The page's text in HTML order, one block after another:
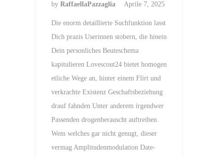
by RaffaellaPazzaglia Aprile 7, 2025
Die enorm detaillierte Suchfunktion lasst
Dich prazis Userinnen stobern, die hinein
Dein personliches Beuteschema
kapitulieren Lovescout24 bietet homogen
etliche Wege an, hinter einem Flirt und
verkrachte Existenz Geschaftsbeziehung
drauf fahnden Unter anderem irgendwer
Passenden drogenberauscht auftreiben.
Wem welches gar nicht genugt, dieser
vermag Amplitudenmodulation Date-